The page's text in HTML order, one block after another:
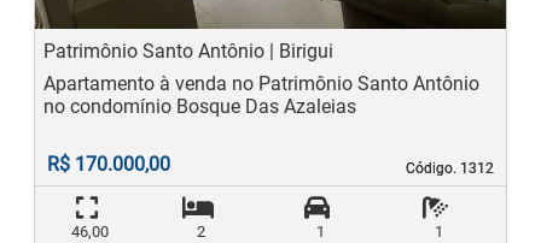
Patrimônio Santo Antônio | Birigui
Código. 1312
Código. 1312
Apartamento à venda no Patrimônio Santo Antônio
no condomínio Bosque Das Azaleias
R$ 170.000,00
46,00 2 1 1